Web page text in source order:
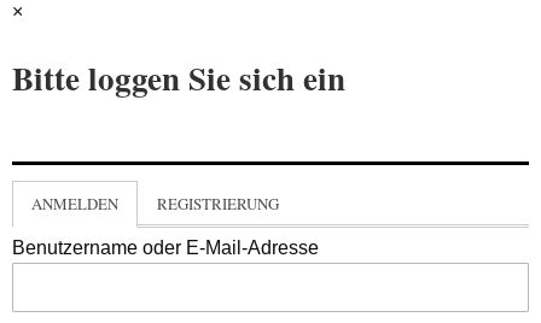
×
Bitte loggen Sie sich ein
ANMELDEN REGISTRIERUNG
Benutzername oder E-Mail-Adresse